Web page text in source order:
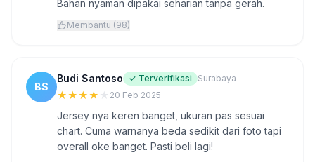
Bahan nyaman dipakai seharian tanpa gerah.
Membantu (98)
BS
Budi Santoso ✓ Terverifikasi Surabaya
★★★★ ★ 20 Feb 2025
Jersey nya keren banget, ukuran pas sesuai
chart. Cuma warnanya beda sedikit dari foto tapi
overall oke banget. Pasti beli lagi!